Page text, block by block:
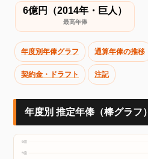
6億円（2014年・巨人）
最高年俸
年度別年俸グラフ 通算年俸の推移
契約金・ドラフト 注記
年度別 推定年俸（棒グラフ）
5億
6億